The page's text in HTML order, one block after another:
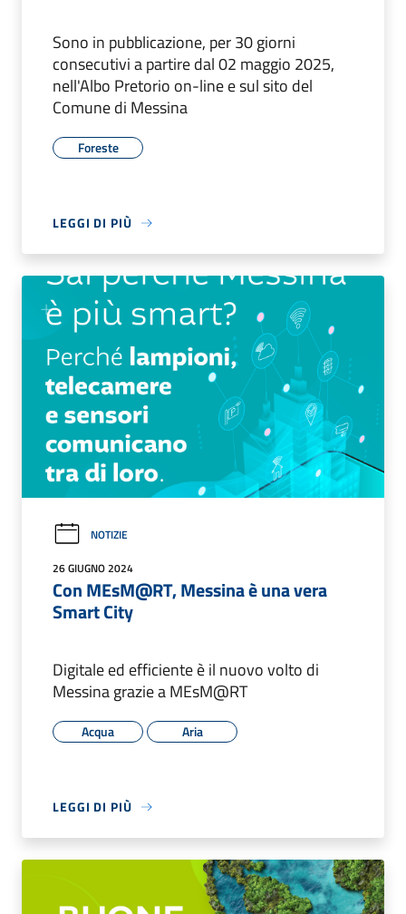
Sono in pubblicazione, per 30 giorni
consecutivi a partire dal 02 maggio 2025,
nell'Albo Pretorio on-line e sul sito del
Comune di Messina
Foreste
LEGGI DI PIÙ
NOTIZIE
26 GIUGNO 2024
Con MEsM@RT, Messina è una vera
Smart City
Digitale ed efficiente è il nuovo volto di
Messina grazie a MEsM@RT
Acqua Aria
LEGGI DI PIÙ